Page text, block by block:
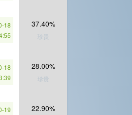
18
37.40%
珍贵
18
28.00%
珍贵
19
22.90%